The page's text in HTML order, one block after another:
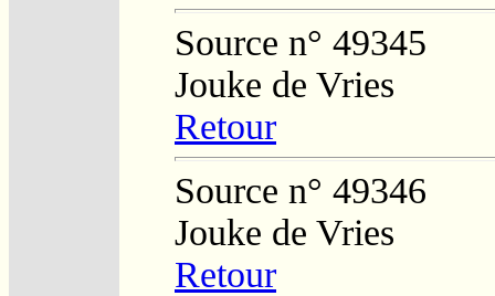
Source n° 49345
Jouke de Vries
Retour
Source n° 49346
Jouke de Vries
Retour